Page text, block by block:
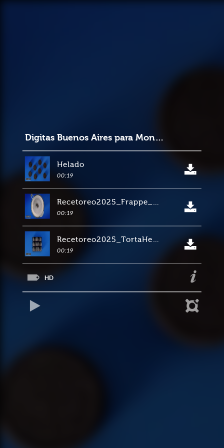
Digitas Buenos Aires para Mondelez
Helado
00:19
Recetoreo2025_Frappe_19s_16-9
00:19
Recetoreo2025_TortaHelada_19s_16-9
00:19
HD